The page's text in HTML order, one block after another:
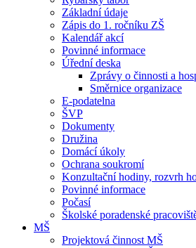
Základní údaje
Zápis do 1. ročníku ZŠ
Kalendář akcí
Povinné informace
Úřední deska
Zprávy o činnosti a
Směrnice organizace
E-podatelna
ŠVP
Dokumenty
Družina
Domácí úkoly
Ochrana soukromí
Konzultační hodiny, rozvrh
Povinné informace
Počasí
Školské poradenské
MŠ
Projektová činnost MŠ